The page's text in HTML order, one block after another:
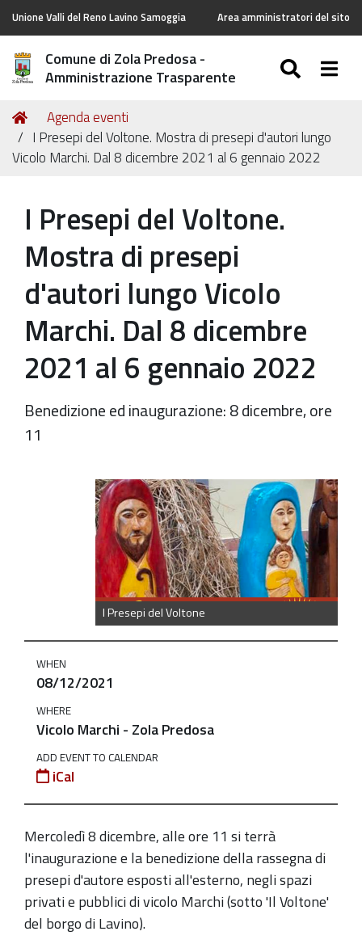
Unione Valli del Reno Lavino Samoggia Area amministratori del sito
Comune di Zola Predosa -
Amministrazione Trasparente
Tu
sei
qui:
Home
Agenda eventi
I Presepi del Voltone. Mostra di presepi d'autori lungo
Vicolo Marchi. Dal 8 dicembre 2021 al 6 gennaio 2022
I Presepi del Voltone.
Mostra di presepi
d'autori lungo Vicolo
Marchi. Dal 8 dicembre
2021 al 6 gennaio 2022
Benedizione ed inaugurazione: 8 dicembre, ore
11
I Presepi del Voltone
https://old.comune.zolapredosa.bo.it/events/i-
Voltone.
Mostra
presepi
d'autori
lungo
Vicolo
Marchi.
8
dicembre
2021
al
6
WHEN
08/12/2021
WHERE
Vicolo Marchi - Zola Predosa
ADD EVENT TO CALENDAR
iCal
Mercoledì 8 dicembre, alle ore 11 si terrà
l'inaugurazione e la benedizione della rassegna di
presepi d'autore esposti all'esterno, negli spazi
privati e pubblici di vicolo Marchi (sotto 'Il Voltone'
del borgo di Lavino).